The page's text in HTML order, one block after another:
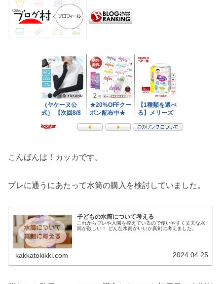
こんばんは！カッカです。
プレに通うにあたって水筒の購入を検討していました。
子どもの水筒について考える
これからプレや入園を控えているので使いやすく丈夫な水
筒が欲しい！ どんな水筒がいいか真剣に考えました。
kakkatokikki.com 2024.04.25